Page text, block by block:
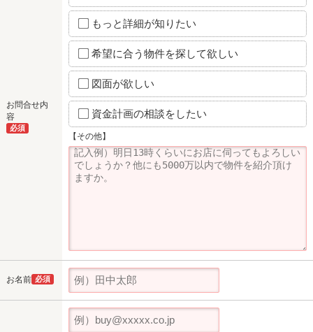
お問合せ内
容
必須
もっと詳細が知りたい
希望に合う物件を探して欲しい
図面が欲しい
資金計画の相談をしたい
【その他】
お名前 必須